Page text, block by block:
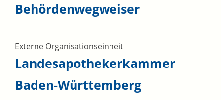
Behördenwegweiser
Externe Organisationseinheit
Landesapothekerkammer
Baden-Württemberg